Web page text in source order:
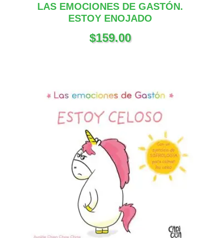
LAS EMOCIONES DE GASTÓN.
ESTOY ENOJADO
$159.00